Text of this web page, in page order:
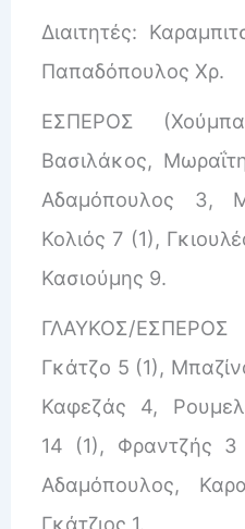
Διαιτητές:
Παπαδόπουλος Χρ.
ΕΣΠΕΡΟΣ
Βασιλάκος,
Αδαμόπουλος 3,
Κολιός 7 (1),
Κασιούμης 9.
ΓΛΑΥΚΟΣ/
Γκάτζο 5 (1),
Καφεζάς 4,
14 (1), Φραντζής 3
Αδαμόπουλος,
Γκάτζιος 1.